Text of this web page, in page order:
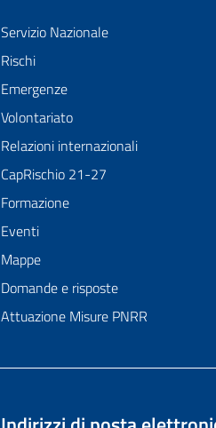
Servizio Nazionale
Rischi
Emergenze
Volontariato
Relazioni internazionali
CapRischio 21-27
Formazione
Eventi
Mappe
Domande e risposte
Attuazione Misure PNRR